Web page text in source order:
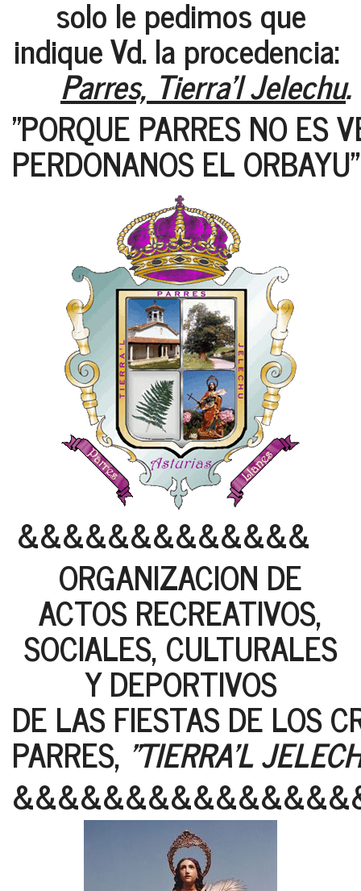
solo le pedimos que
indique Vd. la procedencia:
Parres, Tierra'l Jelechu.
"PORQUE PARRES NO ES
PERDONANOS EL ORBAYU"
&&&&&&&&&&&&&
ORGANIZACION DE
ACTOS RECREATIVOS,
SOCIALES, CULTURALES
Y DEPORTIVOS
DE LAS FIESTAS DE LOS
PARRES, "TIERRA'L